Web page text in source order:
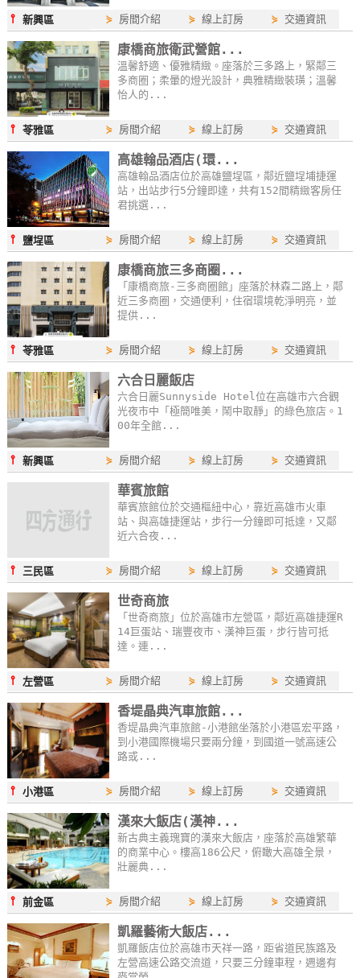
會
員
帳
戶
客
服
聯
絡
單
Line
線
上
客
服
紅
利
查
詢
房
國
旅
卡
訂
房
請
款
收
據
合
作
提
案
飯
店
合
⫯新興區 ⋟ 房間介紹 ⋟線上訂房 ⋟ 交通資訊
康橋商旅衛武營館...
溫馨舒適、優雅精緻。座落於三多路上，緊鄰三
多商圈；柔暈的燈光設計，典雅精緻裝璜；溫馨
怡人的...
⫯苓雅區 ⋟ 房間介紹 ⋟線上訂房 ⋟ 交通資訊
高雄翰品酒店(環...
高雄翰品酒店位於高雄鹽埕區，鄰近鹽埕埔捷運
站，出站步行5分鐘即達，共有152間精緻客房任
君挑選...
⫯ 鹽埕區 ⋟ 房間介紹 ⋟線上訂房 ⋟ 交通資訊
康橋商旅三多商圈...
「康橋商旅-三多商圈館」座落於林森二路上，鄰
近三多商圈，交通便利，住宿環境乾淨明亮，並
提供...
⫯苓雅區 ⋟ 房間介紹 ⋟線上訂房 ⋟ 交通資訊
六合日麗飯店
六合日麗Sunnyside Hotel位在高雄市六合觀
光夜市中「極簡唯美，鬧中取靜」的綠色旅店。1
00年全館...
⫯新興區 ⋟ 房間介紹 ⋟線上訂房 ⋟ 交通資訊
華賓旅館
華賓旅館位於交通樞紐中心，靠近高雄市火車
站、與高雄捷運站，步行一分鐘即可抵達，又鄰
近六合夜...
⫯ 三民區 ⋟ 房間介紹 ⋟線上訂房 ⋟ 交通資訊
世奇商旅
「世奇商旅」位於高雄市左營區，鄰近高雄捷運R
14巨蛋站、瑞豐夜市、漢神巨蛋，步行皆可抵
達。連...
⫯左營區 ⋟ 房間介紹 ⋟線上訂房 ⋟ 交通資訊
香堤晶典汽車旅館...
香堤晶典汽車旅館-小港館坐落於小港區宏平路，
到小港國際機場只要兩分鐘，到國道一號高速公
路或...
⫯小港區 ⋟ 房間介紹 ⋟線上訂房 ⋟ 交通資訊
漢來大飯店(漢神...
新古典主義瑰寶的漢來大飯店，座落於高雄繁華
的商業中心。樓高186公尺，俯瞰大高雄全景，
壯麗典...
⫯前金區 ⋟ 房間介紹 ⋟線上訂房 ⋟ 交通資訊
凱羅藝術大飯店...
凱羅飯店位於高雄市天祥一路，距省道民族路及
左營高速公路交流道，只要三分鐘車程，週邊有